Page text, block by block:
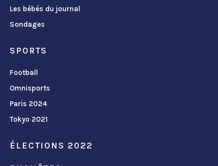
Les bébés du journal
Sondages
SPORTS
Football
Omnisports
Paris 2024
Tokyo 2021
ÉLECTIONS 2022